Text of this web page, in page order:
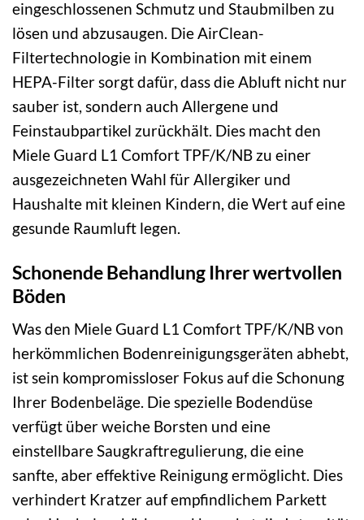
eingeschlossenen Schmutz und Staubmilben zu
lösen und abzusaugen. Die AirClean-
Filtertechnologie in Kombination mit einem
HEPA-Filter sorgt dafür, dass die Abluft nicht nur
sauber ist, sondern auch Allergene und
Feinstaubpartikel zurückhält. Dies macht den
Miele Guard L1 Comfort TPF/K/NB zu einer
ausgezeichneten Wahl für Allergiker und
Haushalte mit kleinen Kindern, die Wert auf eine
gesunde Raumluft legen.
Schonende Behandlung Ihrer wertvollen
Böden
Was den Miele Guard L1 Comfort TPF/K/NB von
herkömmlichen Bodenreinigungsgeräten abhebt,
ist sein kompromissloser Fokus auf die Schonung
Ihrer Bodenbeläge. Die spezielle Bodendüse
verfügt über weiche Borsten und eine
einstellbare Saugkraftregulierung, die eine
sanfte, aber effektive Reinigung ermöglicht. Dies
verhindert Kratzer auf empfindlichem Parkett